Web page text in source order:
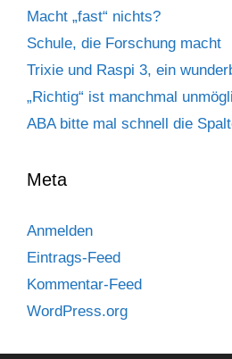
Macht „fast“ nichts?
Schule, die Forschung macht
Trixie und Raspi 3, ein
„Richtig“ ist manchmal
ABA bitte mal schnell die
Meta
Anmelden
Eintrags-Feed
Kommentar-Feed
WordPress.org